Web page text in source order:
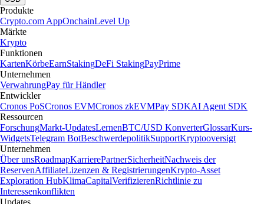
Produkte
Crypto.com AppOnchainLevel Up
Märkte
Krypto
Funktionen
KartenKörbeEarnStakingDeFi StakingPayPrime
Unternehmen
VerwahrungPay für Händler
Entwickler
Cronos PoSCronos EVMCronos zkEVMPay SDKAI Agent SDK
Ressourcen
ForschungMarkt-UpdatesLernenBTC/USD KonverterGlossarKurs-
WidgetsTelegram BotBeschwerdepolitikSupportKryptooversigt
Unternehmen
Über unsRoadmapKarrierePartnerSicherheitNachweis der
ReservenAffiliateLizenzen & RegistrierungenKrypto-Asset
Exploration HubKlimaCapitalVerifizierenRichtlinie zu
Interessenkonflikten
Updates